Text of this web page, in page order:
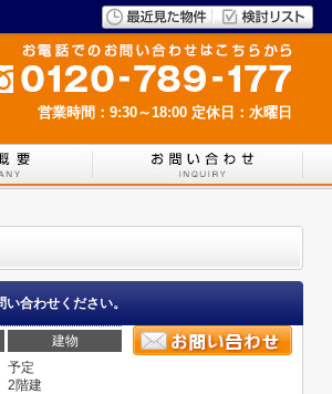
営業時間：9:30～18:00 定休日：水曜日
合わせください。
建物
予定
2階建